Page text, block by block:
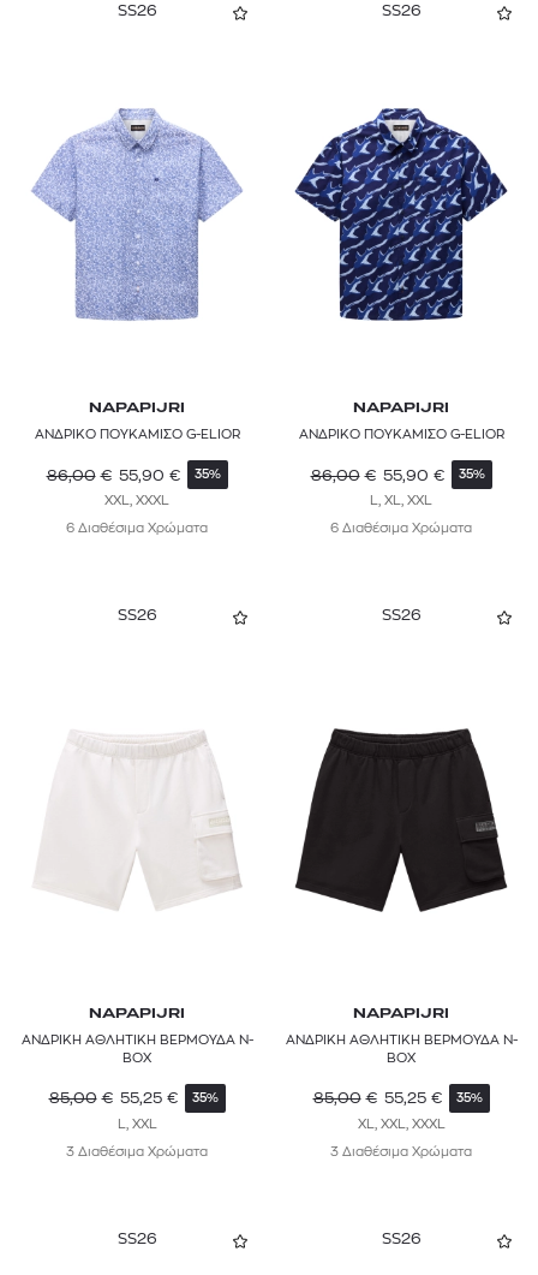
SS26
NAPAPIJRI
ΑΝΔΡΙΚΟ ΠΟΥΚΑΜΙΣΟ G-ELIOR
86,00 € 55,90 € 35%
XXL, XXXL
6 Διαθέσιμα Χρώματα
SS26
NAPAPIJRI
ΑΝΔΡΙΚΟ ΠΟΥΚΑΜΙΣΟ G-ELIOR
86,00 € 55,90 € 35%
L, XL, XXL
6 Διαθέσιμα Χρώματα
SS26
NAPAPIJRI
ΑΝΔΡΙΚΗ ΑΘΛΗΤΙΚΗ ΒΕΡΜΟΥΔΑ N-
BOX
85,00 € 55,25 € 35%
L, XXL
3 Διαθέσιμα Χρώματα
SS26
NAPAPIJRI
ΑΝΔΡΙΚΗ ΑΘΛΗΤΙΚΗ ΒΕΡΜΟΥΔΑ N-
BOX
85,00 € 55,25 € 35%
XL, XXL, XXXL
3 Διαθέσιμα Χρώματα
SS26 SS26